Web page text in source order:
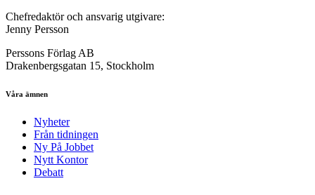
Chefredaktör och ansvarig utgivare:
Jenny Persson
Perssons Förlag AB
Drakenbergsgatan 15, Stockholm
Våra ämnen
Nyheter
Från tidningen
Ny På Jobbet
Nytt Kontor
Debatt